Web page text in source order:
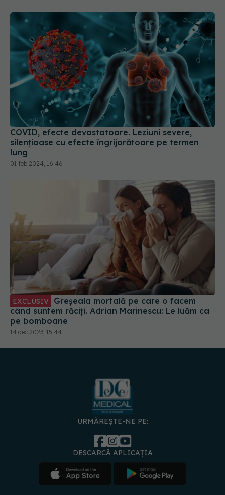
COVID, efecte devastatoare. Leziuni severe,
silențioase cu efecte îngrijorătoare pe termen
lung
01 feb 2024, 16:46
EXCLUSIV
când suntem răciți. Adrian Marinescu: Le luăm ca
pe bomboane
14 dec 2023, 15:44
URMĂREȘTE-NE PE:
DESCARCĂ APLICAȚIA